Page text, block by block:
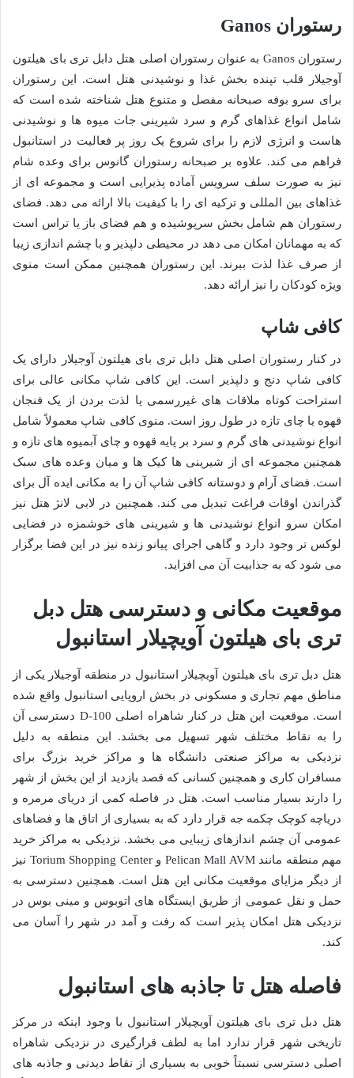
رستوران Ganos
رستوران Ganos به عنوان رستوران اصلی هتل دابل تری بای هیلتون
آوجیلار قلب تپنده بخش غذا و نوشیدنی هتل است. این رستوران
برای سرو بوفه صبحانه مفصل و متنوع هتل شناخته شده است که
شامل انواع غذاهای گرم و سرد شیرینی جات میوه ها و نوشیدنی
هاست و انرژی لازم را برای شروع یک روز پر فعالیت در استانبول
فراهم می کند. علاوه بر صبحانه رستوران گانوس برای وعده شام
نیز به صورت سلف سرویس آماده پذیرایی است و مجموعه ای از
غذاهای بین المللی و ترکیه ای را با کیفیت بالا ارائه می دهد. فضای
رستوران هم شامل بخش سرپوشیده و هم فضای باز یا تراس است
که به مهمانان امکان می دهد در محیطی دلپذیر و با چشم اندازی زیبا
از صرف غذا لذت ببرند. این رستوران همچنین ممکن است منوی
ویژه کودکان را نیز ارائه دهد.
کافی شاپ
در کنار رستوران اصلی هتل دابل تری بای هیلتون آوجیلار دارای یک
کافی شاپ دنج و دلپذیر است. این کافی شاپ مکانی عالی برای
استراحت کوتاه ملاقات های غیررسمی یا لذت بردن از یک فنجان
قهوه یا چای تازه در طول روز است. منوی کافی شاپ معمولاً شامل
انواع نوشیدنی های گرم و سرد بر پایه قهوه و چای آبمیوه های تازه و
همچنین مجموعه ای از شیرینی ها کیک ها و میان وعده های سبک
است. فضای آرام و دوستانه کافی شاپ آن را به مکانی ایده آل برای
گذراندن اوقات فراغت تبدیل می کند. همچنین در لابی لانژ هتل نیز
امکان سرو انواع نوشیدنی ها و شیرینی های خوشمزه در فضایی
لوکس تر وجود دارد و گاهی اجرای پیانو زنده نیز در این فضا برگزار
می شود که به جذابیت آن می افزاید.
موقعیت مکانی و دسترسی هتل دبل
تری بای هیلتون آویچیلار استانبول
هتل دبل تری بای هیلتون آویچیلار استانبول در منطقه آوجیلار یکی از
مناطق مهم تجاری و مسکونی در بخش اروپایی استانبول واقع شده
است. موقعیت این هتل در کنار شاهراه اصلی D-100 دسترسی آن
را به نقاط مختلف شهر تسهیل می بخشد. این منطقه به دلیل
نزدیکی به مراکز صنعتی دانشگاه ها و مراکز خرید بزرگ برای
مسافران کاری و همچنین کسانی که قصد بازدید از این بخش از شهر
را دارند بسیار مناسب است. هتل در فاصله کمی از دریای مرمره و
دریاچه کوچک چکمه جه قرار دارد که به بسیاری از اتاق ها و فضاهای
عمومی آن چشم اندازهای زیبایی می بخشد. نزدیکی به مراکز خرید
مهم منطقه مانند Pelican Mall AVM و Torium Shopping Center نیز
از دیگر مزایای موقعیت مکانی این هتل است. همچنین دسترسی به
حمل و نقل عمومی از طریق ایستگاه های اتوبوس و مینی بوس در
نزدیکی هتل امکان پذیر است که رفت و آمد در شهر را آسان می
کند.
فاصله هتل تا جاذبه های استانبول
هتل دبل تری بای هیلتون آویچیلار استانبول با وجود اینکه در مرکز
تاریخی شهر قرار ندارد اما به لطف قرارگیری در نزدیکی شاهراه
اصلی دسترسی نسبتاً خوبی به بسیاری از نقاط دیدنی و جاذبه های